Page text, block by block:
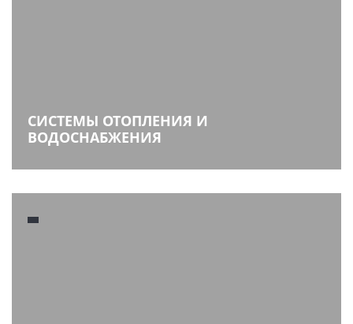
СИСТЕМЫ ОТОПЛЕНИЯ И
ВОДОСНАБЖЕНИЯ